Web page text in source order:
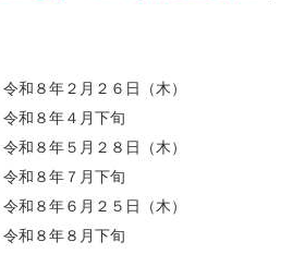
和８年２月２６日（木）
和８年４月下旬
和８年５月２８日（木）
和８年７月下旬
和８年６月２５日（木）
和８年８月下旬